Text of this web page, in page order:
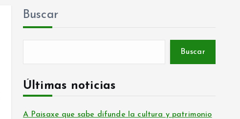
Buscar
Buscar
Últimas noticias
A Paisaxe que sabe difunde la cultura y patrimonio